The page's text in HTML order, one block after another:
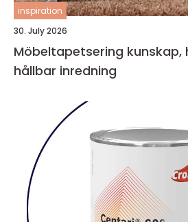
inspiration
30. July 2026
Möbeltapetsering kunskap, hantverk och
hållbar inredning